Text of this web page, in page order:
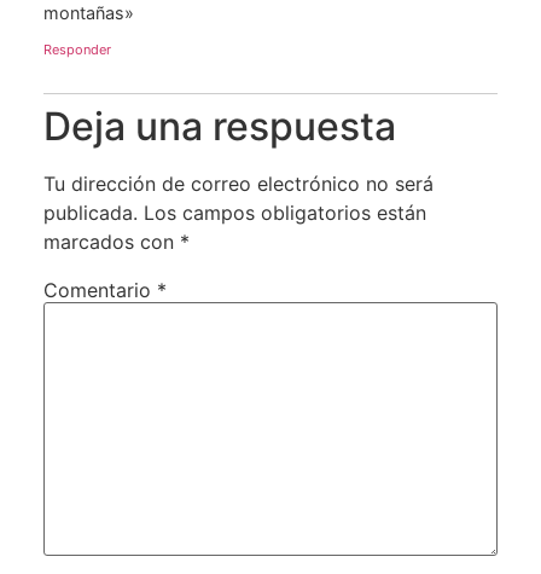
montañas»
Responder
Deja una respuesta
Tu dirección de correo electrónico no será
publicada. Los campos obligatorios están
marcados con *
Comentario *